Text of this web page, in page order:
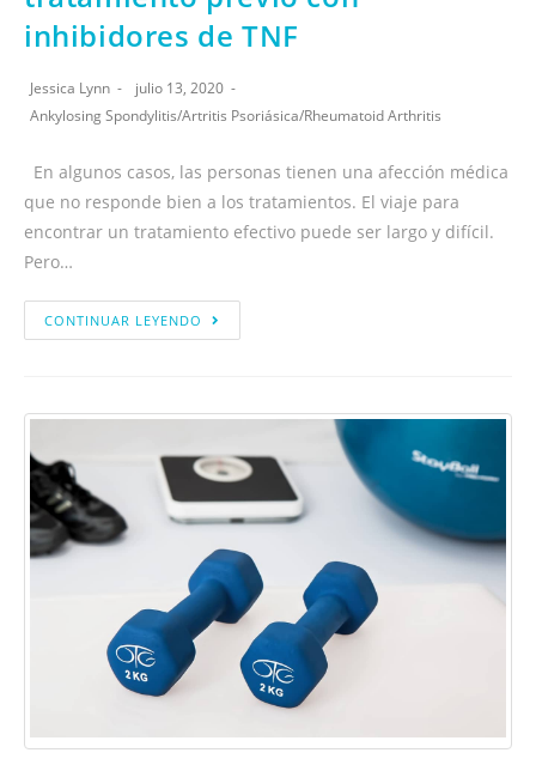
inhibidores de TNF
Jessica Lynn
julio 13, 2020
Ankylosing Spondylitis/Artritis Psoriásica/Rheumatoid Arthritis
En algunos casos, las personas tienen una afección médica
que no responde bien a los tratamientos. El viaje para
encontrar un tratamiento efectivo puede ser largo y difícil.
Pero…
CONTINUAR LEYENDO